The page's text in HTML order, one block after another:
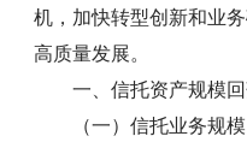
机，加快转型创新和业
高质量发展。
一、信托资产规模
（一）信托业务规模